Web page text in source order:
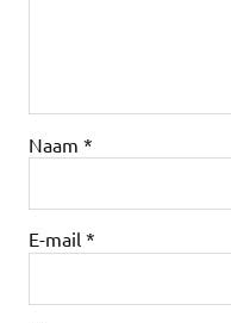
Naam *
E-mail *